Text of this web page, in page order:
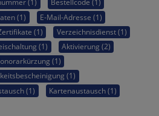
(1)
Bestellcode (1)
(1)
E-Mail-Adresse (1)
(1)
Verzeichnisdienst (1)
(1)
Aktivierung (2)
(1)
(1)
(1) Kartenaustausch (1)